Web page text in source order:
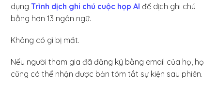
dụngTrình dịch ghi chú cuộc họp AI để dịch ghi chú
bằng hơn 13 ngôn ngữ.
Không có gì bị mất.
Nếu người tham gia đã đăng ký bằng email của họ, họ
cũng có thể nhận được bản tóm tắt sự kiện sau phiên.